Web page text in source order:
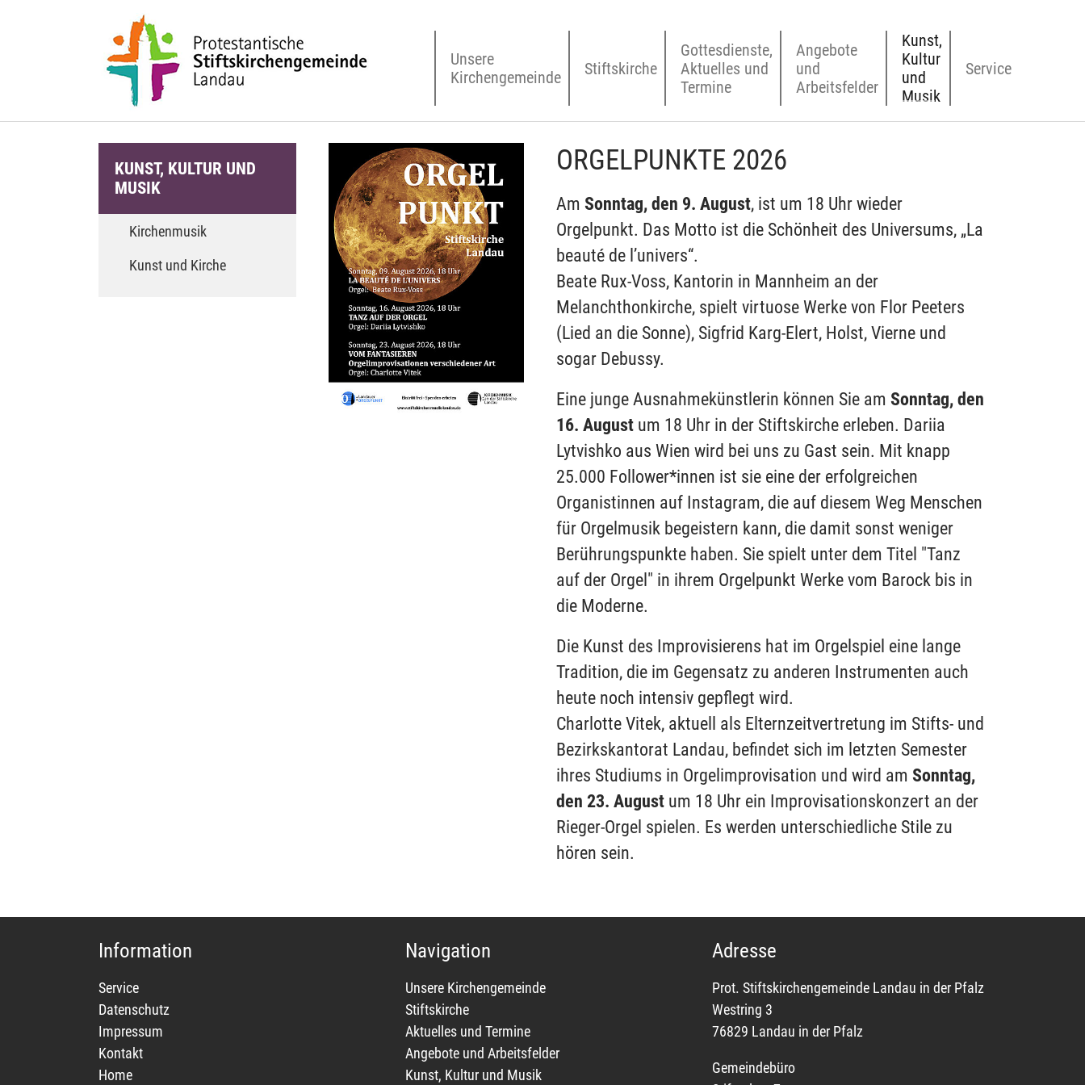
Unsere
Kirchengemeinde
Stiftskirche
Gottesdienste,
Aktuelles und
Termine
Angebote
und
Arbeitsfelder
Kunst,
Kultur
und
Musik(current)
Service
KUNST, KULTUR UND
MUSIK
Kirchenmusik
Kunst und Kirche
ORGELPUNKTE 2026
AmSonntag, den 9. August, ist um 18 Uhr wieder
Orgelpunkt. Das Motto ist die Schönheit des Universums, „La
beauté de l’univers“.
Beate Rux-Voss, Kantorin in Mannheim an der
Melanchthonkirche, spielt virtuose Werke von Flor Peeters
(Lied an die Sonne), Sigfrid Karg-Elert, Holst, Vierne und
sogar Debussy.
Eine junge Ausnahmekünstlerin können Sie amSonntag, den
16. August um 18 Uhr in der Stiftskirche erleben. Dariia
Lytvishko aus Wien wird bei uns zu Gast sein. Mit knapp
25.000 Follower*innen ist sie eine der erfolgreichen
Organistinnen auf Instagram, die auf diesem Weg Menschen
für Orgelmusik begeistern kann, die damit sonst weniger
Berührungspunkte haben. Sie spielt unter dem Titel "Tanz
auf der Orgel" in ihrem Orgelpunkt Werke vom Barock bis in
die Moderne.
Die Kunst des Improvisierens hat im Orgelspiel eine lange
Tradition, die im Gegensatz zu anderen Instrumenten auch
heute noch intensiv gepflegt wird.
Charlotte Vitek, aktuell als Elternzeitvertretung im Stifts- und
Bezirkskantorat Landau, befindet sich im letzten Semester
ihres Studiums in Orgelimprovisation und wird amSonntag,
den 23. August um 18 Uhr ein Improvisationskonzert an der
Rieger-Orgel spielen. Es werden unterschiedliche Stile zu
hören sein.
Information
Service
Datenschutz
Impressum
Kontakt
Home
Navigation
Unsere Kirchengemeinde
Stiftskirche
Aktuelles und Termine
Angebote und Arbeitsfelder
Kunst, Kultur und Musik
Adresse
Prot. Stiftskirchengemeinde Landau in der Pfalz
Westring 3
76829 Landau in der Pfalz
Gemeindebüro